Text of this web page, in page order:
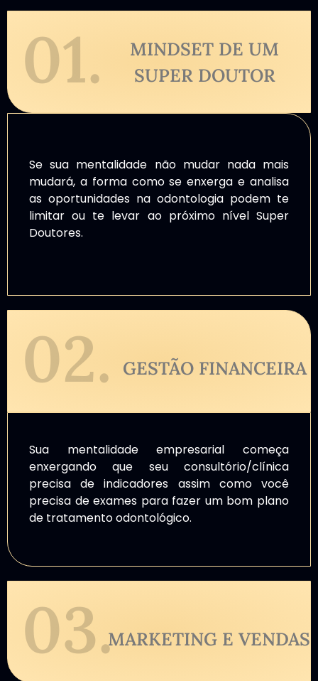
01.
MINDSET DE UM
SUPER DOUTOR
Se sua mentalidade não mudar nada mais
mudará, a forma como se enxerga e analisa
as oportunidades na odontologia podem te
limitar ou te levar ao próximo nível Super
Doutores.
Sua mentalidade empresarial começa
enxergando que seu consultório/clínica
precisa de indicadores assim como você
precisa de exames para fazer um bom plano
de tratamento odontológico.
02. GESTÃO FINANCEIRA
03.MARKETING E VENDAS